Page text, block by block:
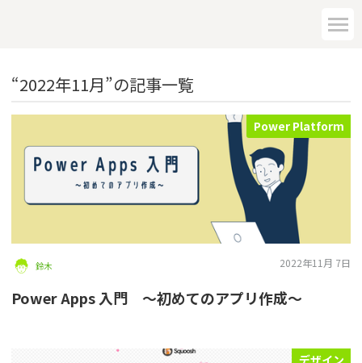
“2022年11月”の記事一覧
Power Platform
鈴木 2022年11月 7日
Power Apps 入門 ～初めてのアプリ作成～